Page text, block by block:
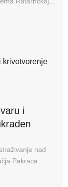
i
nad
Pakraca